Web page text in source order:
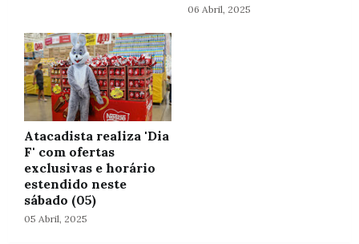
06 Abril, 2025
Atacadista realiza 'Dia
F' com ofertas
exclusivas e horário
estendido neste
sábado (05)
05 Abril, 2025